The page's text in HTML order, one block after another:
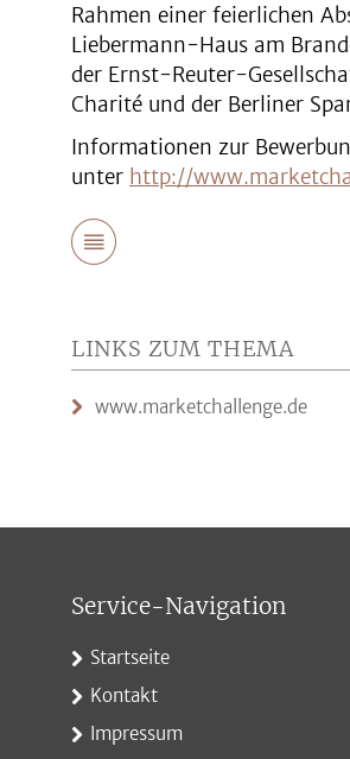
Rahmen einer feierlichen
Liebermann-Haus am
der Ernst-Reuter-
Charité und der Berliner
Informationen zur
unter http://
LINKS ZUM THEMA
www.marketchallenge.de
Service-Navigation
Startseite
Kontakt
Impressum